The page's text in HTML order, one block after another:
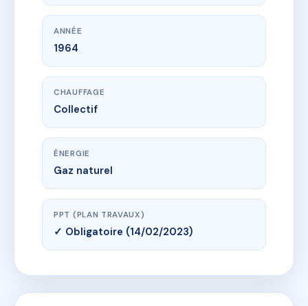
ANNÉE
1964
CHAUFFAGE
Collectif
ÉNERGIE
Gaz naturel
PPT (PLAN TRAVAUX)
✓ Obligatoire (14/02/2023)